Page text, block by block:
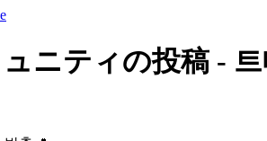
ニティの投稿 -